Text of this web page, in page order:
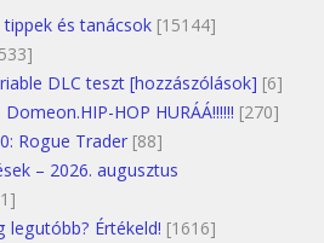
és tanácsok [15144]
DLC teszt [hozzászólások] [6]
HOP HURÁÁ!!!!!! [270]
Rogue Trader [88]
– 2026. augusztus
Értékeld! [1616]